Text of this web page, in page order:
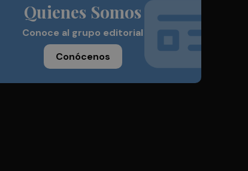
Quienes Somos
Conoce al grupo editorial
Conócenos